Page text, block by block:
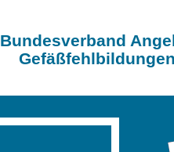
Bundesverband